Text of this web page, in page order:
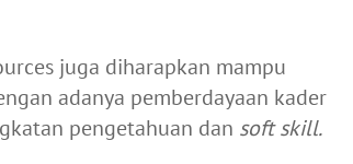
juga diharapkan mampu
adanya pemberdayaan kader
pengetahuan dan soft skill.